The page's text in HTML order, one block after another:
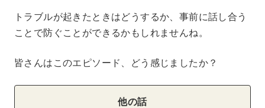
トラブルが起きたときはどうするか、事前に話し合う
ことで防ぐことができるかもしれませんね。
皆さんはこのエピソード、どう感じましたか？
他の話